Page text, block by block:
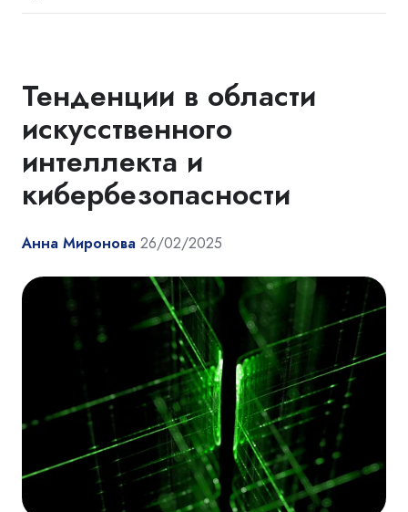
Тенденции в области
искусственного
интеллекта и
кибербезопасности
Анна Миронова 26/02/2025